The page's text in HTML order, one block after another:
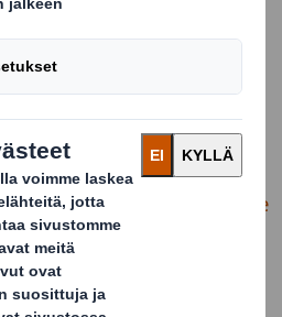
pakkaukset
kurkistamalla DS Smithin
Jyrki
arkeen.
keskus on
PackRight Centre
on kotipesä, jossa
kumpuavat